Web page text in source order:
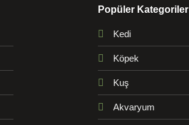
Popüler Kategoriler
Kedi
Köpek
Kuş
Akvaryum